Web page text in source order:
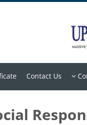
Contact Us